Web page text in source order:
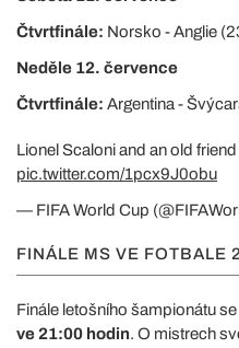
Čtvrtfinále: Norsko - Anglie
Neděle 12. července
Čtvrtfinále: Argentina -
Lionel Scaloni and an old
pic.twitter.com/1pcx9J0obu
— FIFA World Cup
FINÁLE MS VE FOTBALE
Finále letošního šampionátu
ve 21:00 hodin. O mistrech